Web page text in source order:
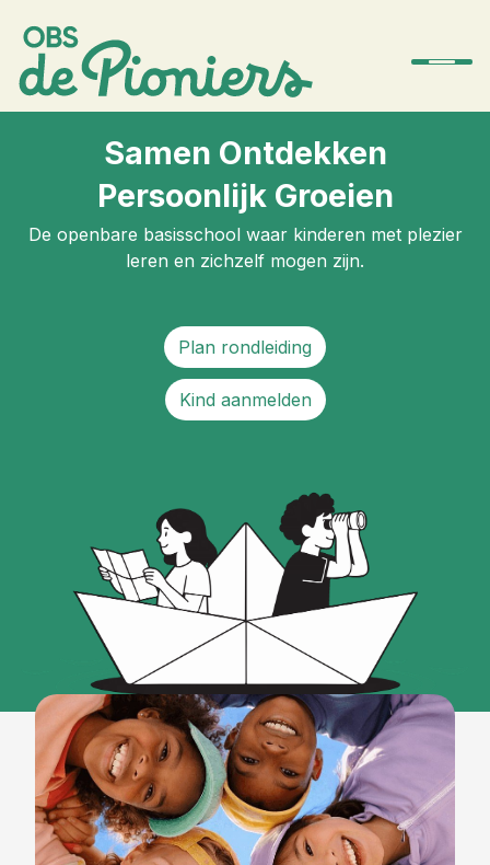
De schoolSamen Ontdekken
Persoonlijk Groeien
De openbare basisschool waar kinderen met plezier
leren en zichzelf mogen zijn.
Plan rondleiding
Kind aanmelden